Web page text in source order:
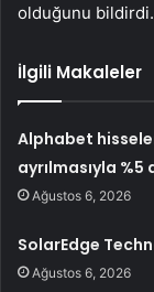
olduğunu bildirdi.
İlgili Makaleler
Alphabet
ayrılmasıyla %5
Ağustos 6, 2026
SolarEdge
Ağustos 6, 2026